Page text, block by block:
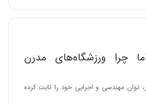
چرا ورزشگاه‌های مدرن
توان مهندسی و اجرایی خود را ثابت کرده